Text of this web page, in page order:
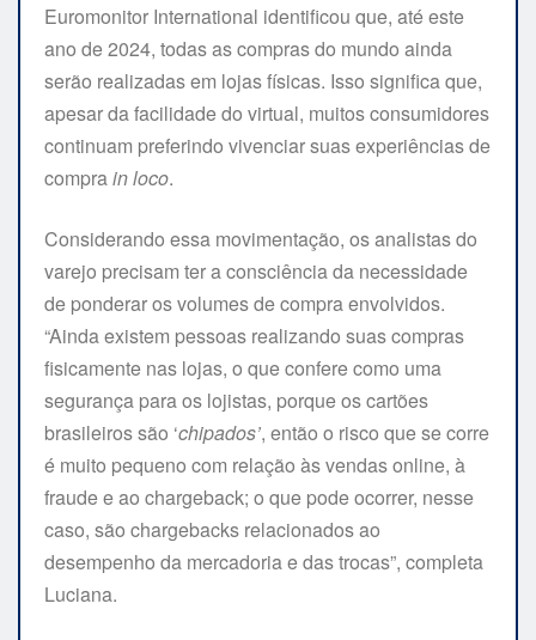
Euromonitor International identificou que, até este
ano de 2024, todas as compras do mundo ainda
serão realizadas em lojas físicas. Isso significa que,
apesar da facilidade do virtual, muitos consumidores
continuam preferindo vivenciar suas experiências de
comprain loco.
Considerando essa movimentação, os analistas do
varejo precisam ter a consciência da necessidade
de ponderar os volumes de compra envolvidos.
“Ainda existem pessoas realizando suas compras
fisicamente nas lojas, o que confere como uma
segurança para os lojistas, porque os cartões
brasileiros são ‘chipados’, então o risco que se corre
é muito pequeno com relação às vendas online, à
fraude e ao chargeback; o que pode ocorrer, nesse
caso, são chargebacks relacionados ao
desempenho da mercadoria e das trocas”, completa
Luciana.